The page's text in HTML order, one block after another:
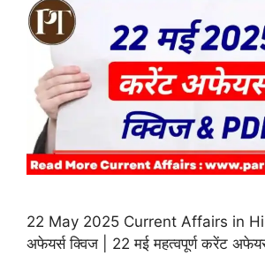
22 May 2025 Current Affairs in
अफेयर्स क्विज | 22 मई महत्वपूर्ण करेंट